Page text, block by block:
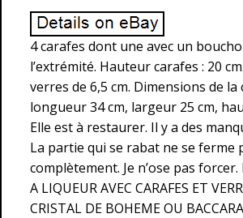
4 carafes dont une avec un
l’extrémité. Hauteur carafes : 20
verres de 6,5 cm. Dimensions de la
longueur 34 cm, largeur 25 cm,
Elle est à restaurer. Il y a des
La partie qui se rabat ne se ferme
complètement. Je n’ose pas forcer.
A LIQUEUR AVEC CARAFES ET
CRISTAL DE BOHEME OU